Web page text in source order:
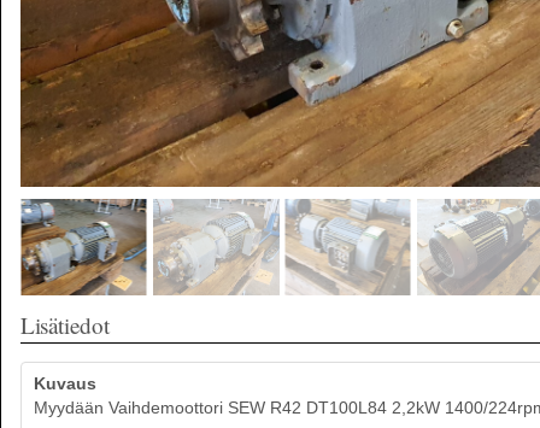
Lisätiedot
Kuvaus
Myydään Vaihdemoottori SEW R42 DT100L84 2,2kW 1400/